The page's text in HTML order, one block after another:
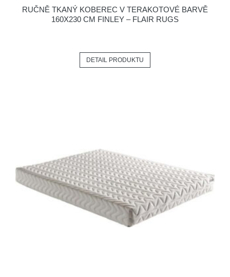
RUČNĚ TKANÝ KOBEREC V TERAKOTOVÉ BARVĚ
160X230 CM FINLEY – FLAIR RUGS
DETAIL PRODUKTU